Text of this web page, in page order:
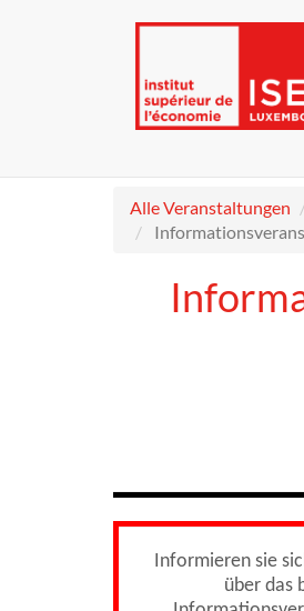
Alle Veranstaltungen
Informieren sie
über das